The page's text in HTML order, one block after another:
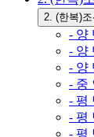
2. (한복)
- 양
- 양
- 양
- 중
- 평
- 평
- 평